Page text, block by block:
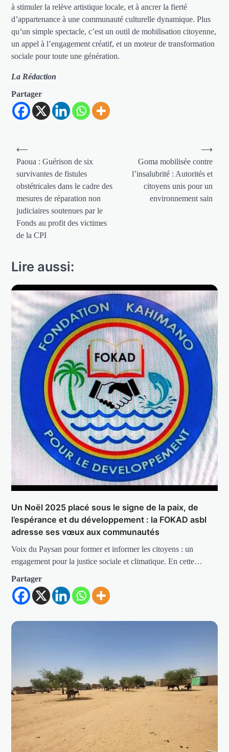
à stimuler la relève artistique locale, et à ancrer la fierté
d’appartenance à une communauté culturelle dynamique. Plus
qu’un simple spectacle, c’est un outil de mobilisation citoyenne,
un appel à l’engagement créatif, et un moteur de transformation
sociale pour toute une génération.
La Rédaction
Partager
Navigation
de
l’article
⟵
Paoua : Guérison de six
survivantes de fistules
obstétricales dans le cadre des
mesures de réparation non
judiciaires soutenues par le
Fonds au profit des victimes
de la CPI
Goma mobilisée contre
l’insalubrité : Autorités et
citoyens unis pour un
environnement sain
⟶
Lire aussi:
Un Noël 2025 placé sous le signe de la paix, de
l’espérance et du développement : la FOKAD asbl
adresse ses vœux aux communautés
Voix du Paysan pour former et informer les citoyens : un
engagement pour la justice sociale et climatique. En cette…
Partager